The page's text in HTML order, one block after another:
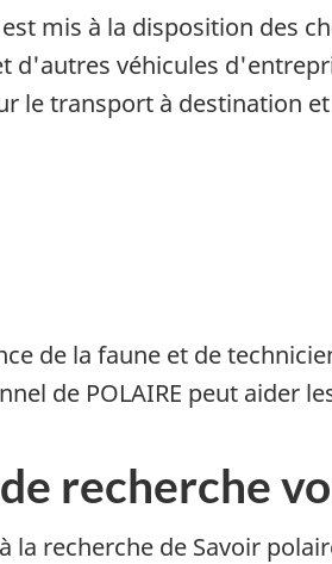
mis à la disposition des
d'autres véhicules
le transport à destination
de la faune et de
de POLAIRE peut aider
recherche
recherche de Savoir